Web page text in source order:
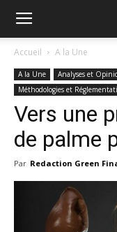
Green
Finance
Accueil A la Une
A la Une Analyses et
Méthodologies et
Vers une
de palme
Par Redaction Green